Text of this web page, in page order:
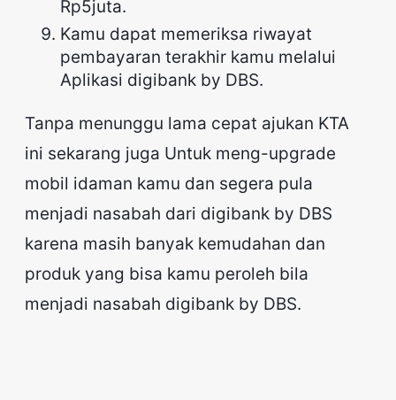
Rp5juta.
Kamu dapat memeriksa riwayat
pembayaran terakhir kamu melalui
Aplikasi digibank by DBS.
Tanpa menunggu lama cepat ajukan KTA
ini sekarang juga Untuk meng-upgrade
mobil idaman kamu dan segera pula
menjadi nasabah dari digibank by DBS
karena masih banyak kemudahan dan
produk yang bisa kamu peroleh bila
menjadi nasabah digibank by DBS.